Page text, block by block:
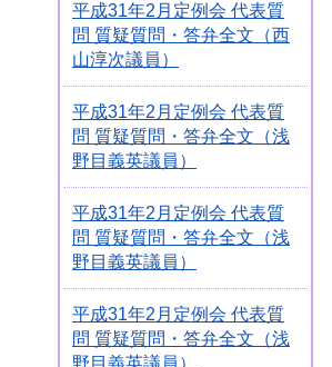
平成31年2月定例会 代表質
問 質疑質問・答弁全文（西
山淳次議員）
平成31年2月定例会 代表質
問 質疑質問・答弁全文（浅
野目義英議員）
平成31年2月定例会 代表質
問 質疑質問・答弁全文（浅
野目義英議員）
平成31年2月定例会 代表質
問 質疑質問・答弁全文（浅
野目義英議員）